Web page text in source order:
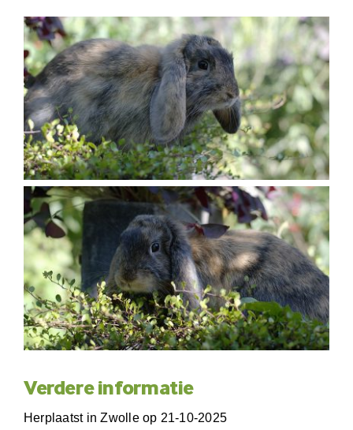
Verdere informatie
Herplaatst in Zwolle op 21-10-2025